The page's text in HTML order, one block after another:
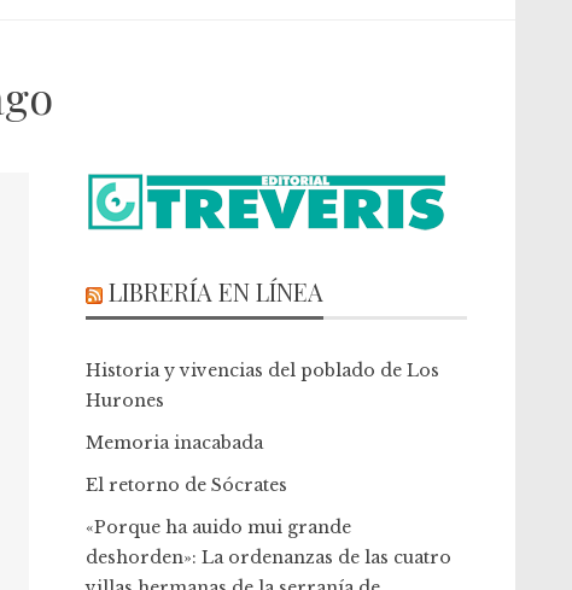
LIBRERÍA EN LÍNEA
Historia y vivencias del poblado de Los
Hurones
Memoria inacabada
El retorno de Sócrates
«Porque ha auido mui grande
deshorden»: La ordenanzas de las cuatro